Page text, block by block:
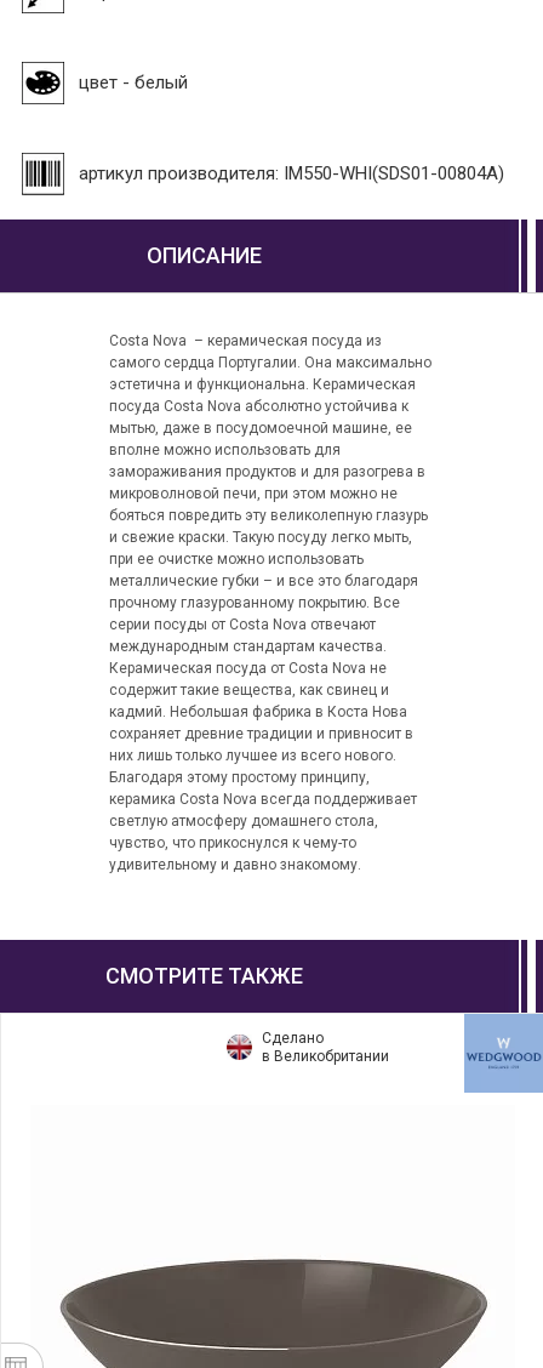
цвет - белый
артикул производителя: IM550-WHI(SDS01-00804A)
ОПИСАНИЕ
Costa Nova – керамическая посуда из
самого сердца Португалии. Она максимально
эстетична и функциональна. Керамическая
посуда Costa Nova абсолютно устойчива к
мытью, даже в посудомоечной машине, ее
вполне можно использовать для
замораживания продуктов и для разогрева в
микроволновой печи, при этом можно не
бояться повредить эту великолепную глазурь
и свежие краски. Такую посуду легко мыть,
при ее очистке можно использовать
металлические губки – и все это благодаря
прочному глазурованному покрытию. Все
серии посуды от Costa Nova отвечают
международным стандартам качества.
Керамическая посуда от Costa Nova не
содержит такие вещества, как свинец и
кадмий. Небольшая фабрика в Коста Нова
сохраняет древние традиции и привносит в
них лишь только лучшее из всего нового.
Благодаря этому простому принципу,
керамика Costa Nova всегда поддерживает
светлую атмосферу домашнего стола,
чувство, что прикоснулся к чему-то
удивительному и давно знакомому.
СМОТРИТЕ ТАКЖЕ
Сделано
в Великобритании